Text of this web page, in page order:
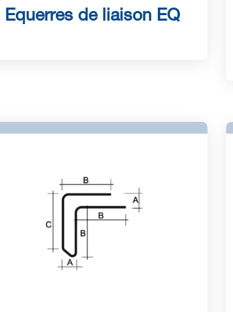
Equerres de liaison EQ